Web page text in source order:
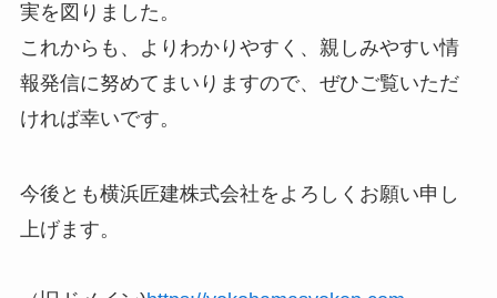
実を図りました。
これからも、よりわかりやすく、親しみやすい情
報発信に努めてまいりますので、ぜひご覧いただ
ければ幸いです。
今後とも横浜匠建株式会社をよろしくお願い申し
上げます。